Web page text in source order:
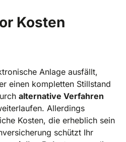
Kosten
Anlage ausfällt,
einen kompletten Stillstand
alternative Verfahren
Allerdings
Kosten, die erheblich sein
schützt Ihr